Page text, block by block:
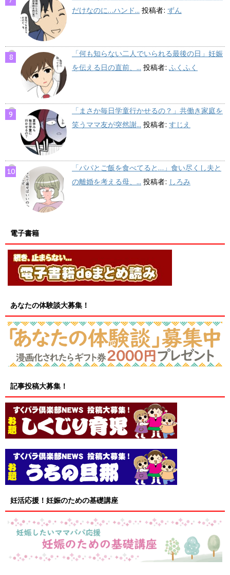
だけなのに…ハンド... 投稿者: ずん
「何も知らない二人でいられる最後の日」妊娠
を伝える日の直前、... 投稿者: ふくふく
「まさか毎日学童行かせるの？」共働き家庭を
笑うママ友が突然謝... 投稿者: すじえ
「パパとご飯を食べてると…」食い尽くし夫と
の離婚を考える母、... 投稿者: しろみ
電子書籍
あなたの体験談大募集！
記事投稿大募集！
妊活応援！妊娠のための基礎講座